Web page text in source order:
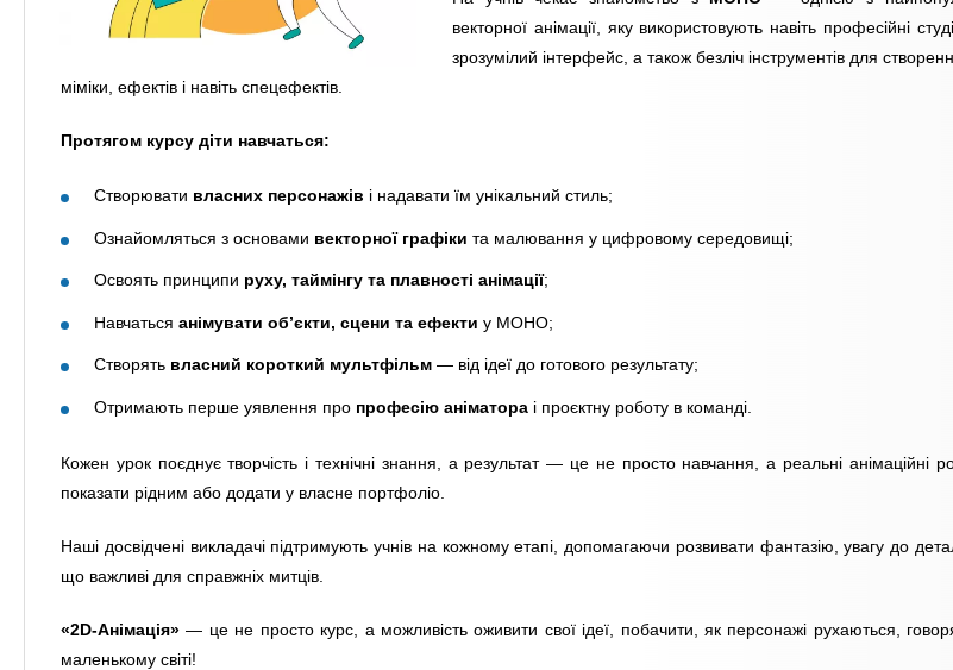
векторної анімації, яку використовують навіть професійні
зрозумілий інтерфейс, а також безліч інструментів для
міміки, ефектів і навіть спецефектів.
Протягом курсу діти навчаться:
Створювати власних персонажів і надавати їм унікальний стиль;
Ознайомляться з основами векторної графіки та малювання у цифровому середовищі;
Освоять принципи руху, таймінгу та плавності анімації;
Навчаться анімувати об’єкти, сцени та ефекти у MOHO;
Створять власний короткий мультфільм — від ідеї до готового результату;
Отримають перше уявлення про професію аніматора і проєктну роботу в команді.
Кожен урок поєднує творчість і технічні знання, а результат — це не просто навчання, а реальні анімаційні
показати рідним або додати у власне портфоліо.
Наші досвідчені викладачі підтримують учнів на кожному етапі, допомагаючи розвивати фантазію, увагу до
що важливі для справжніх митців.
«2D-Анімація» — це не просто курс, а можливість оживити свої ідеї, побачити, як персонажі рухаються,
маленькому світі!